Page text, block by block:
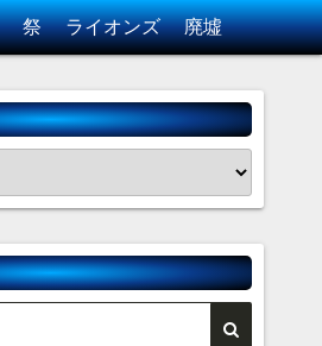
祭 ライオンズ 廃墟